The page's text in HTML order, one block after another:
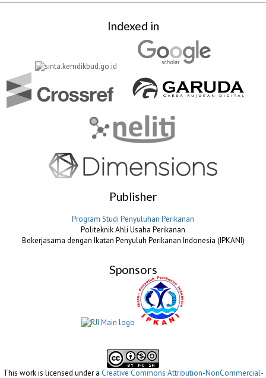
Indexed in
Publisher
Program Studi Penyuluhan Perikanan
Politeknik Ahli Usaha Perikanan
Bekerjasama dengan Ikatan Penyuluh Perikanan Indonesia (IPKANI)
Sponsors
This work is licensed under a Creative Commons Attribution-NonCommercial-